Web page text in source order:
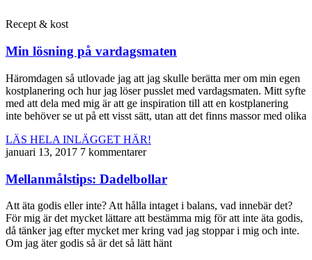
Recept & kost
Min lösning på vardagsmaten
Häromdagen så utlovade jag att jag skulle berätta mer om min egen
kostplanering och hur jag löser pusslet med vardagsmaten. Mitt syfte
med att dela med mig är att ge inspiration till att en kostplanering
inte behöver se ut på ett visst sätt, utan att det finns massor med olika
LÄS HELA INLÄGGET HÄR!
januari 13, 2017 7 kommentarer
Mellanmålstips: Dadelbollar
Att äta godis eller inte? Att hålla intaget i balans, vad innebär det?
För mig är det mycket lättare att bestämma mig för att inte äta godis,
då tänker jag efter mycket mer kring vad jag stoppar i mig och inte.
Om jag äter godis så är det så lätt hänt